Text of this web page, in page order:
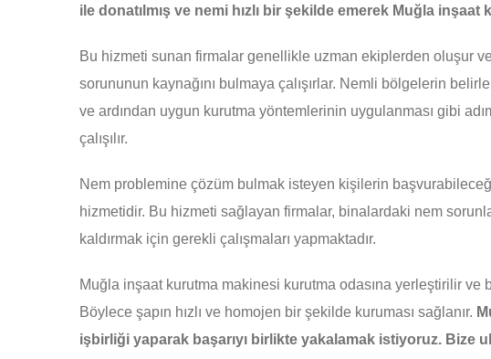
ile donatılmış ve nemi hızlı bir şekilde emerek Muğla
Bu hizmeti sunan firmalar genellikle uzman ekiplerden oluşur
sorununun kaynağını bulmaya çalışırlar. Nemli bölgelerin
ve ardından uygun kurutma yöntemlerinin uygulanması gibi
çalışılır.
Nem problemine çözüm bulmak isteyen kişilerin
hizmetidir. Bu hizmeti sağlayan firmalar, binalardaki nem
kaldırmak için gerekli çalışmaları yapmaktadır.
Muğla inşaat kurutma makinesi kurutma odasına yerleştirilir ve
Böylece şapın hızlı ve homojen bir şekilde kuruması sağlanır.
işbirliği yaparak başarıyı birlikte yakalamak istiyoruz. Bize